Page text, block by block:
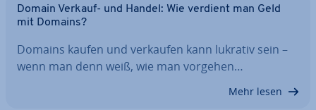
Domain Verkauf- und Handel: Wie verdient man Geld
mit Domains?
Domains kaufen und verkaufen kann lukrativ sein –
wenn man denn weiß, wie man vorgehen…
Mehr lesen